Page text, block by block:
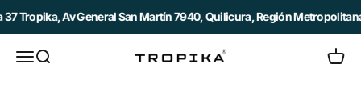
Av General San Martín 7940, Quilicura, Región Metropolitana /
Abrir menú de navegación
Abrir búsqueda Tropika Abrir